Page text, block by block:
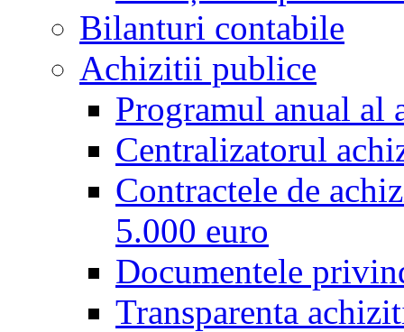
Bilanturi contabile
Achizitii publice
Programul anual
Centralizatorul
Contractele de
5.000 euro
Documentele
Transparenta